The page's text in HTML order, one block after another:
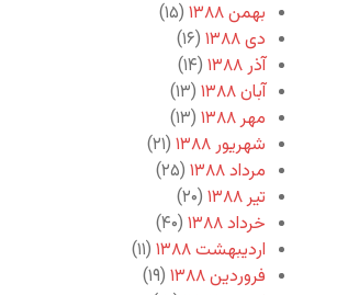
بهمن ۱۳۸۸
(۱۵)
دی ۱۳۸۸
(۱۶)
آذر ۱۳۸۸
(۱۴)
آبان ۱۳۸۸
(۱۳)
مهر ۱۳۸۸
(۱۳)
شهریور ۱۳۸۸
(۲۱)
مرداد ۱۳۸۸
(۲۵)
تیر ۱۳۸۸
(۲۰)
خرداد ۱۳۸۸
(۴۰)
اردیبهشت ۱۳۸۸
(۱۱)
فروردین ۱۳۸۸
(۱۹)